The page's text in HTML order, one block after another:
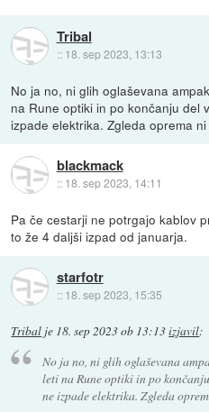
Tribal
:: 18. sep 2023, 13:13
No ja no, ni glih oglaševana
na Rune optiki in po končanju del
izpade elektrika. Zgleda oprema
blackmack
:: 18. sep 2023, 14:11
Pa če cestarji ne potrgajo kablov
to že 4 daljši izpad od januarja.
starfotr
:: 18. sep 2023, 15:35
Tribal je 18. sep 2023 ob 13:13izjavil:
No ja no, ni glih oglaševana
leti na Rune optiki in po
ne izpade elektrika. Zgleda